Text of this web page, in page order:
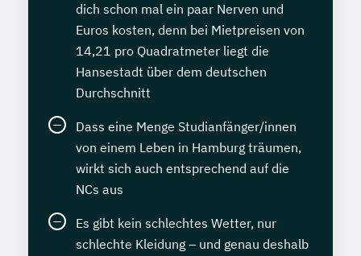
dich schon mal ein paar Nerven und
Euros kosten, denn bei Mietpreisen von
14,21 pro Quadratmeter liegt die
Hansestadt über dem deutschen
Durchschnitt
Dass eine Menge Studianfänger/innen
von einem Leben in Hamburg träumen,
wirkt sich auch entsprechend auf die
NCs aus
Es gibt kein schlechtes Wetter, nur
schlechte Kleidung – und genau deshalb